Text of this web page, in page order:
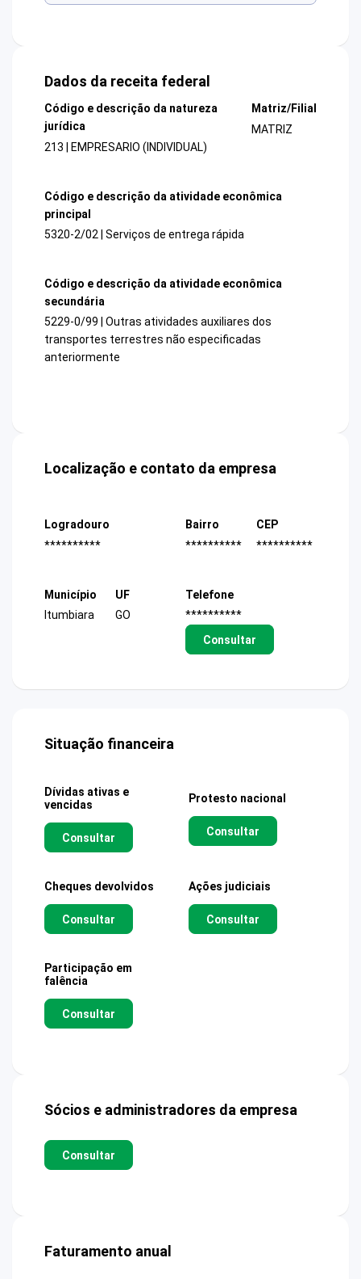
Dados da receita federal
Código e descrição da natureza
jurídica
213 | EMPRESARIO (INDIVIDUAL)
Matriz/Filial
MATRIZ
Código e descrição da atividade econômica
principal
5320-2/02 | Serviços de entrega rápida
Código e descrição da atividade econômica
secundária
5229-0/99 | Outras atividades auxiliares dos
transportes terrestres não especificadas
anteriormente
Localização e contato da empresa
Logradouro
**********
Bairro
**********
CEP
**********
Município
Itumbiara
UF
GO
Telefone
**********
Consultar
Situação financeira
Dívidas ativas e
vencidas
Consultar
Protesto nacional
Consultar
Cheques devolvidos
Consultar
Ações judiciais
Consultar
Participação em
falência
Consultar
Sócios e administradores da empresa
Consultar
Faturamento anual